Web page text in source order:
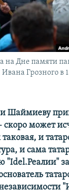
СУДЯТ?
КРЫМА
RL
на Дне памяти
Грозного в
Шаймиеву
скоро может
и
и сама
"Idel.Реалии"